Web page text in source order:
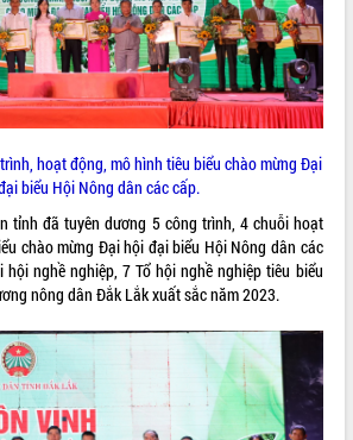
chung
trong
mô hình
thúc đẩy
tại tỉnh
thực
công
mạnh
chính
chính
hoạt động, mô hình tiêu biểu chào mừng Đại
biểu Hội Nông dân các cấp.
tỉnh đã tuyên dương 5 công trình, 4 chuỗi hoạt
chào mừng Đại hội đại biểu Hội Nông dân các
hội nghề nghiệp, 7 Tổ hội nghề nghiệp tiêu biểu
nông dân Đắk Lắk xuất sắc năm 2023.